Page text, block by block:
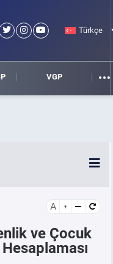
Türkçe
VGP
A
ve Çocuk